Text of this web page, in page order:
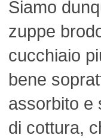
Siamo
zuppe
cucchiaio
bene
assorbito e
di cottura,